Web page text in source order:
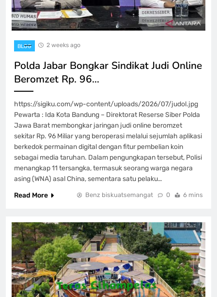
BLOG 2 weeks ago
Polda Jabar Bongkar Sindikat Judi Online
Beromzet Rp. 96…
https://sigiku.com/wp-content/uploads/2026/07/judol.jpg
Pewarta : Ida Kota Bandung – Direktorat Reserse Siber Polda
Jawa Barat membongkar jaringan judi online beromzet
sekitar Rp. 96 Miliar yang beroperasi melalui sejumlah aplikasi
berkedok permainan digital dengan fitur pembelian koin
sebagai media taruhan. Dalam pengungkapan tersebut, Polisi
menangkap 11 tersangka, termasuk seorang warga negara
asing (WNA) asal China, sementara satu pelaku…
Read More
Benz biskuatsemangat 0 6 mins